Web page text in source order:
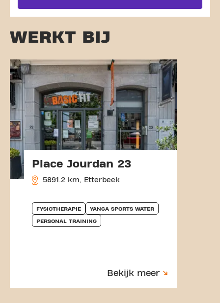
WERKT BIJ
Place Jourdan 23
5891.2 km, Etterbeek
FYSIOTHERAPIE YANGA SPORTS WATER
PERSONAL TRAINING
Bekijk meer